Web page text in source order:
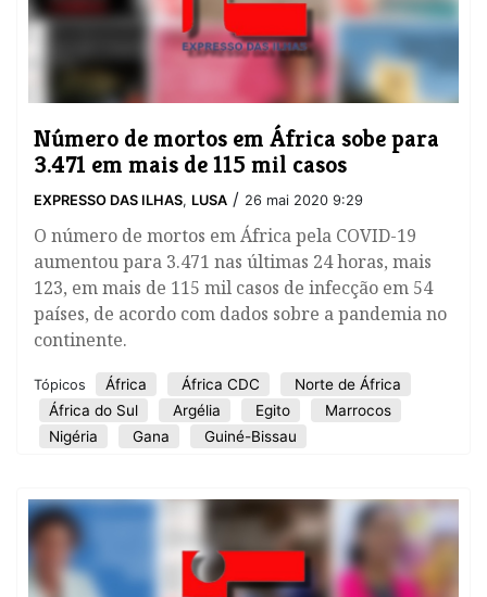
Número de mortos em África sobe para
3.471 em mais de 115 mil casos
EXPRESSO DAS ILHAS, LUSA / 26 mai 2020 9:29
O número de mortos em África pela COVID-19
aumentou para 3.471 nas últimas 24 horas, mais
123, em mais de 115 mil casos de infecção em 54
países, de acordo com dados sobre a pandemia no
continente.
Tópicos África África CDC
Norte de África
África do Sul
Argélia Egito
Marrocos
Nigéria
Gana Guiné-Bissau